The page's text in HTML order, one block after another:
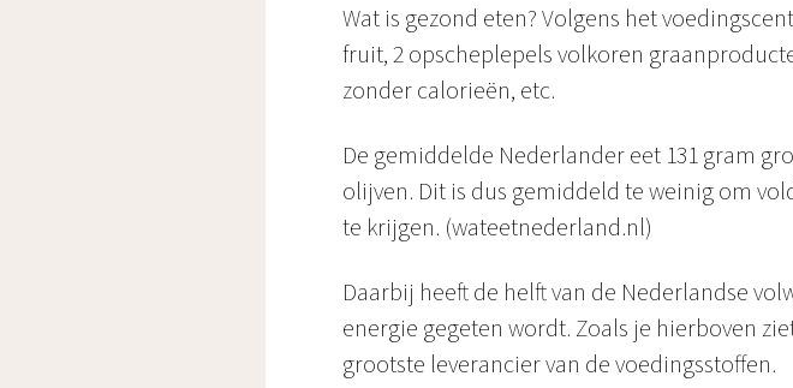
Wat is gezond eten? Volgens het
fruit, 2 opscheplepels volkoren
zonder calorieën, etc.
De gemiddelde Nederlander eet 131 gram
olijven. Dit is dus gemiddeld te weinig om
te krijgen. (wateetnederland.nl)
Daarbij heeft de helft van de Nederlandse
energie gegeten wordt. Zoals je hierboven
grootste leverancier van de voedingsstoffen.